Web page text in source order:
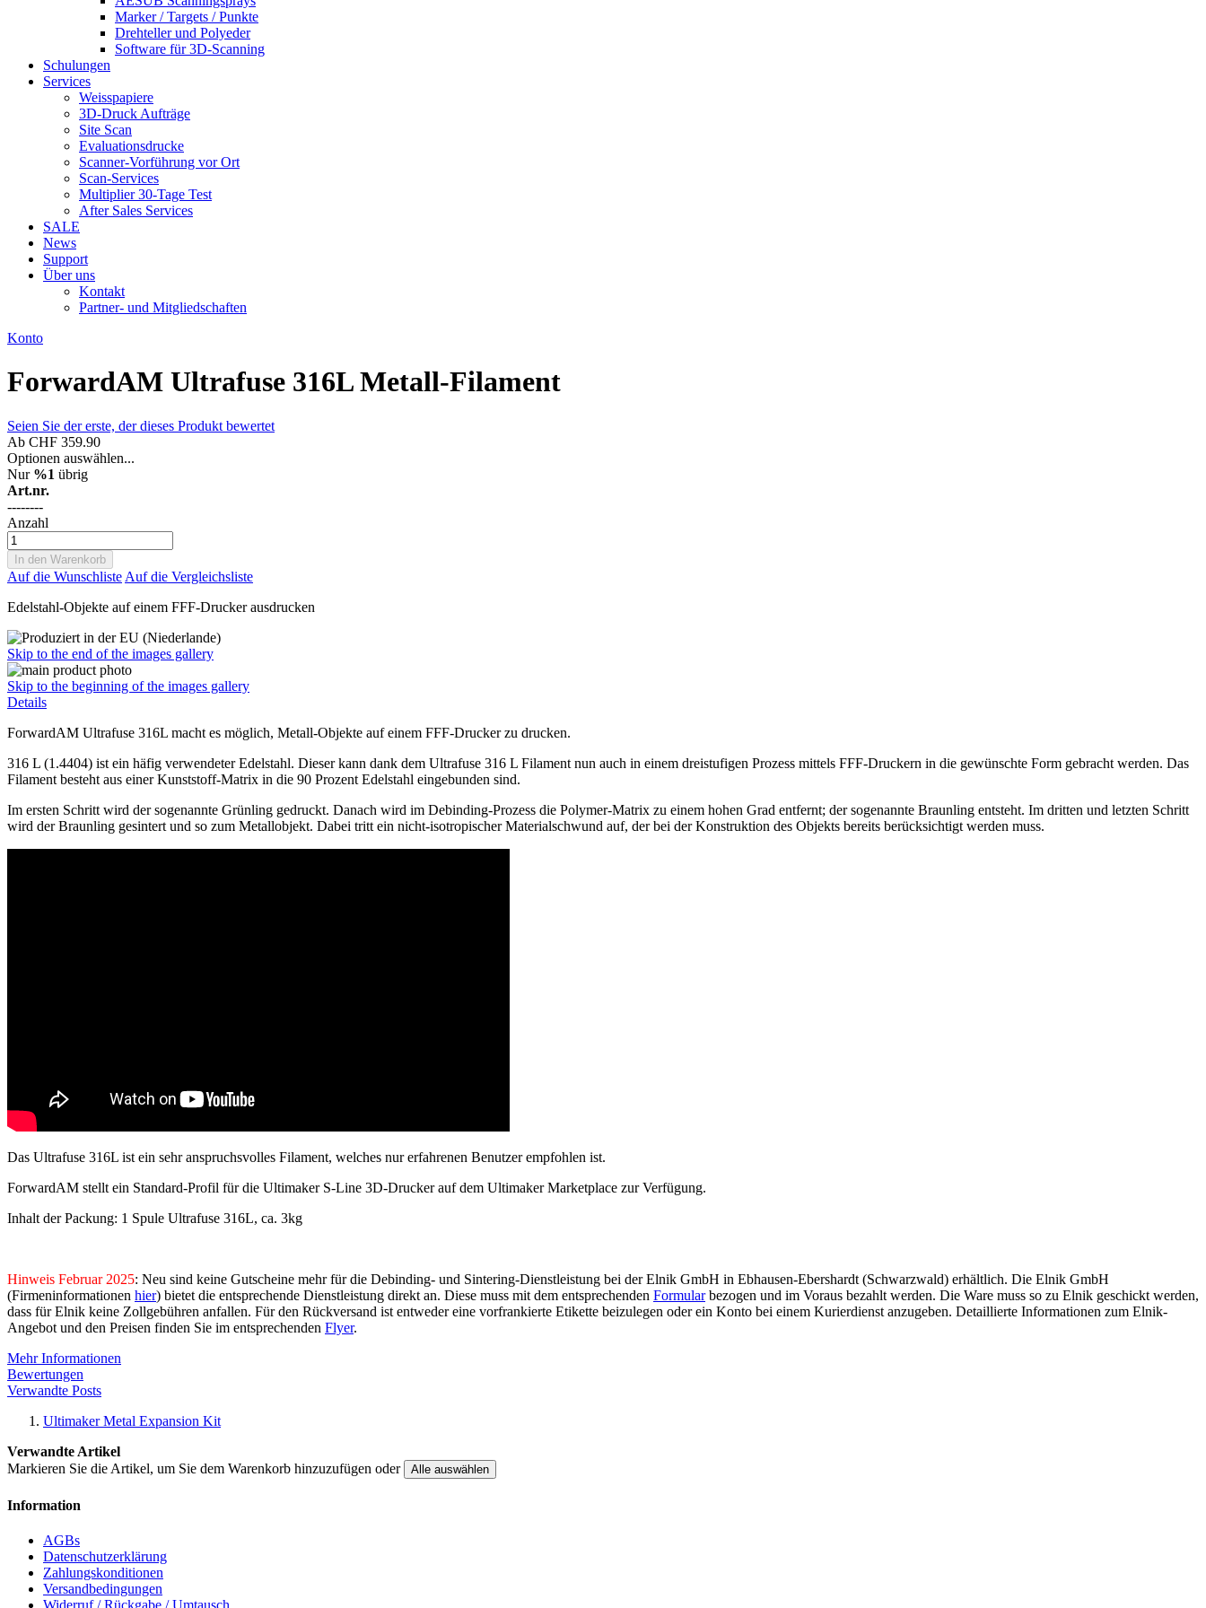
Marker / Targets / Punkte
Drehteller und Polyeder
Software für 3D-Scanning
Schulungen
Services
Weisspapiere
3D-Druck Aufträge
Site Scan
Evaluationsdrucke
Scanner-Vorführung vor Ort
Scan-Services
Multiplier 30-Tage Test
After Sales Services
SALE
News
Support
Über uns
Kontakt
Partner- und Mitgliedschaften
Konto
ForwardAM Ultrafuse 316L Metall-Filament
Seien Sie der erste, der dieses Produkt bewertet
Ab CHF 359.90
Optionen auswählen...
Nur %1 übrig
Art.nr.
--------
Anzahl
In den Warenkorb
Auf die Wunschliste Auf die Vergleichsliste
Edelstahl-Objekte auf einem FFF-Drucker ausdrucken
Skip to the end of the images gallery
Skip to the beginning of the images gallery
Details
ForwardAM Ultrafuse 316L macht es möglich, Metall-Objekte auf einem FFF-Drucker zu drucken.
316 L (1.4404) ist ein häfig verwendeter Edelstahl. Dieser kann dank dem Ultrafuse 316 L Filament nun auch in einem dreistufigen Prozess mittels FFF-Druckern in die gewünschte Form gebracht werden. Das
Filament besteht aus einer Kunststoff-Matrix in die 90 Prozent Edelstahl eingebunden sind.
Im ersten Schritt wird der sogenannte Grünling gedruckt. Danach wird im Debinding-Prozess die Polymer-Matrix zu einem hohen Grad entfernt; der sogenannte Braunling entsteht. Im dritten und letzten Schritt
wird der Braunling gesintert und so zum Metallobjekt. Dabei tritt ein nicht-isotropischer Materialschwund auf, der bei der Konstruktion des Objekts bereits berücksichtigt werden muss.
Das Ultrafuse 316L ist ein sehr anspruchsvolles Filament, welches nur erfahrenen Benutzer empfohlen ist.
ForwardAM stellt ein Standard-Profil für die Ultimaker S-Line 3D-Drucker auf dem Ultimaker Marketplace zur Verfügung.
Inhalt der Packung: 1 Spule Ultrafuse 316L, ca. 3kg
Hinweis Februar 2025: Neu sind keine Gutscheine mehr für die Debinding- und Sintering-Dienstleistung bei der Elnik GmbH in Ebhausen-Ebershardt (Schwarzwald) erhältlich. Die Elnik GmbH
(Firmeninformationen hier) bietet die entsprechende Dienstleistung direkt an. Diese muss mit dem entsprechenden Formularbezogen und im Voraus bezahlt werden. Die Ware muss so zu Elnik geschickt werden,
dass für Elnik keine Zollgebühren anfallen. Für den Rückversand ist entweder eine vorfrankierte Etikette beizulegen oder ein Konto bei einem Kurierdienst anzugeben. Detaillierte Informationen zum Elnik-
Angebot und den Preisen finden Sie im entsprechenden Flyer.
Mehr Informationen
Bewertungen
Verwandte Posts
Ultimaker Metal Expansion Kit
Verwandte Artikel
Markieren Sie die Artikel, um Sie dem Warenkorb hinzuzufügen oder
Alle auswählen
Information
AGBs
Datenschutzerklärung
Zahlungskonditionen
Versandbedingungen